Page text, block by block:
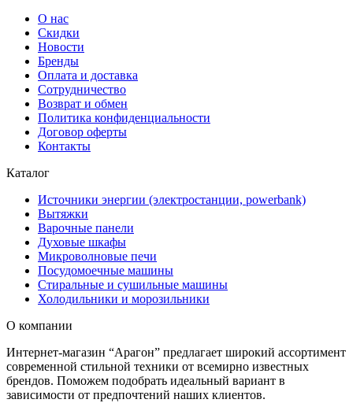
О нас
Скидки
Новости
Бренды
Оплата и доставка
Сотрудничество
Возврат и обмен
Политика конфиденциальности
Договор оферты
Контакты
Каталог
Источники энергии (электростанции, powerbank)
Вытяжки
Варочные панели
Духовые шкафы
Микроволновые печи
Посудомоечные машины
Стиральные и сушильные машины
Холодильники и морозильники
О компании
Интернет-магазин “Арагон” предлагает широкий ассортимент
современной стильной техники от всемирно известных
брендов. Поможем подобрать идеальный вариант в
зависимости от предпочтений наших клиентов.